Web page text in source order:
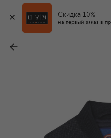
Скидка 10%
на первый заказ в